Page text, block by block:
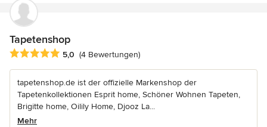
Tapetenshop
Durchschnittliche Bewertung: 5 von 5 Sternen
5,0 (4 Bewertungen)
tapetenshop.de ist der offizielle Markenshop der
Tapetenkollektionen Esprit home, Schöner Wohnen Tapeten,
Brigitte home, Oilily Home, Djooz La...
Mehr